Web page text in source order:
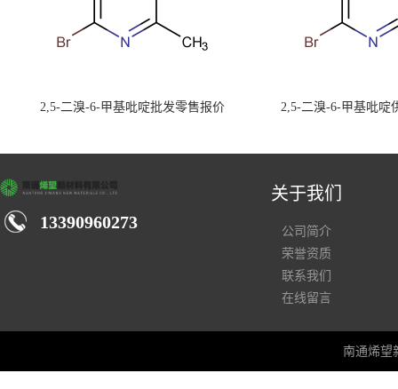
2,5-二溴-6-甲基吡啶批发零售报价 2,5-二溴-6-甲基吡啶
13390960273
关于我们
公司简介
荣誉资质
联系我们
在线留言
南通烯望